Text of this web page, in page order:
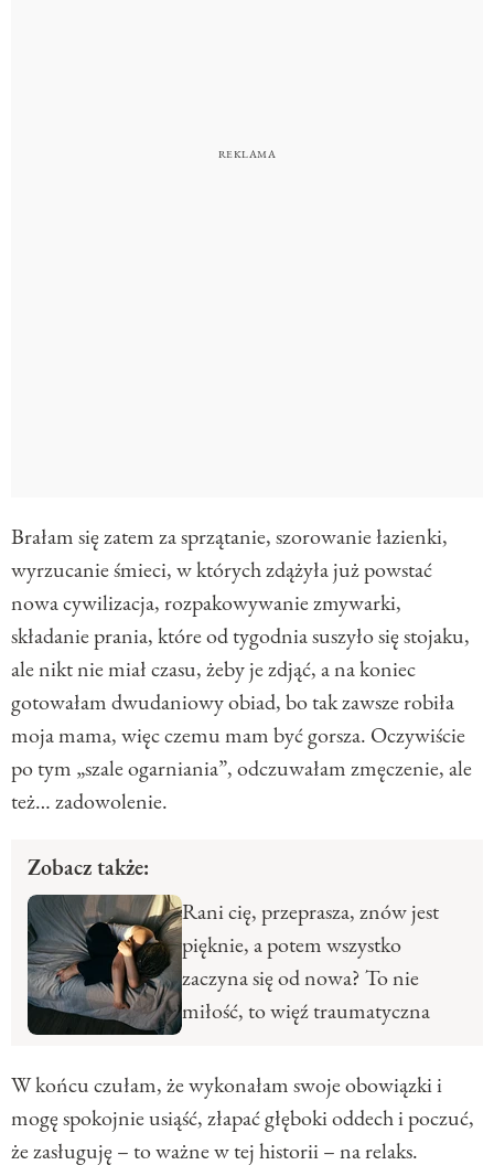
Brałam się zatem za sprzątanie, szorowanie łazienki,
wyrzucanie śmieci, w których zdążyła już powstać
nowa cywilizacja, rozpakowywanie zmywarki,
składanie prania, które od tygodnia suszyło się stojaku,
ale nikt nie miał czasu, żeby je zdjąć, a na koniec
gotowałam dwudaniowy obiad, bo tak zawsze robiła
moja mama, więc czemu mam być gorsza. Oczywiście
po tym „szale ogarniania”, odczuwałam zmęczenie, ale
też… zadowolenie.
Zobacz także:
Rani cię, przeprasza, znów jest
pięknie, a potem wszystko
zaczyna się od nowa? To nie
miłość, to więź traumatyczna
W końcu czułam, że wykonałam swoje obowiązki i
mogę spokojnie usiąść, złapać głęboki oddech i poczuć,
że zasługuję – to ważne w tej historii – na relaks.